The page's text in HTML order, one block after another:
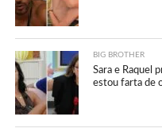
BIG BROTHER
Sara e Raquel
estou farta de